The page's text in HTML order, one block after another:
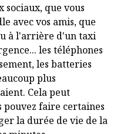
sociaux, que vous
avec vos amis, que
à l'arrière d'un taxi
les téléphones
les batteries
plus
Cela peut
pouvez faire certaines
la durée de vie de la